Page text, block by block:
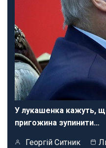
У лукашенка кажуть,
пригожина зупинити…
Георгій Ситник